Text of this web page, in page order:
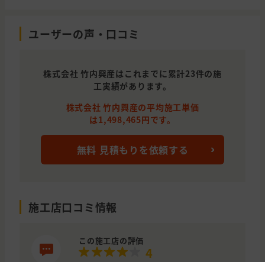
ユーザーの声・口コミ
株式会社 竹内興産はこれまでに累計23件の施
工実績があります。
株式会社 竹内興産の平均施工単価
は1,498,465円です。
無料 見積もりを依頼する
施工店口コミ情報
この施工店の評価
4